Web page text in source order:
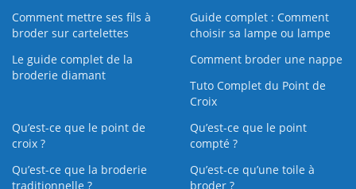
Comment mettre ses fils à
broder sur cartelettes
Guide complet : Comment
choisir sa lampe ou lampe
Le guide complet de la
broderie diamant
Comment broder une nappe
Tuto Complet du Point de
Croix
Qu’est-ce que le point de
croix ?
Qu’est-ce que le point
compté ?
Qu’est-ce que la broderie
traditionnelle ?
Qu’est‑ce qu’une toile à
broder ?